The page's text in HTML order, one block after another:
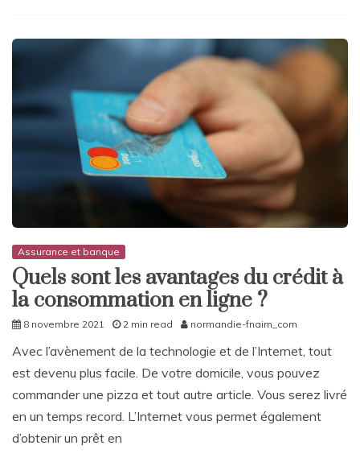
Assurance et banque
Quels sont les avantages du crédit à
la consommation en ligne ?
8 novembre 2021 2 min read normandie-fnaim_com
Avec l’avènement de la technologie et de l’Internet, tout
est devenu plus facile. De votre domicile, vous pouvez
commander une pizza et tout autre article. Vous serez livré
en un temps record. L’Internet vous permet également
d’obtenir un prêt en